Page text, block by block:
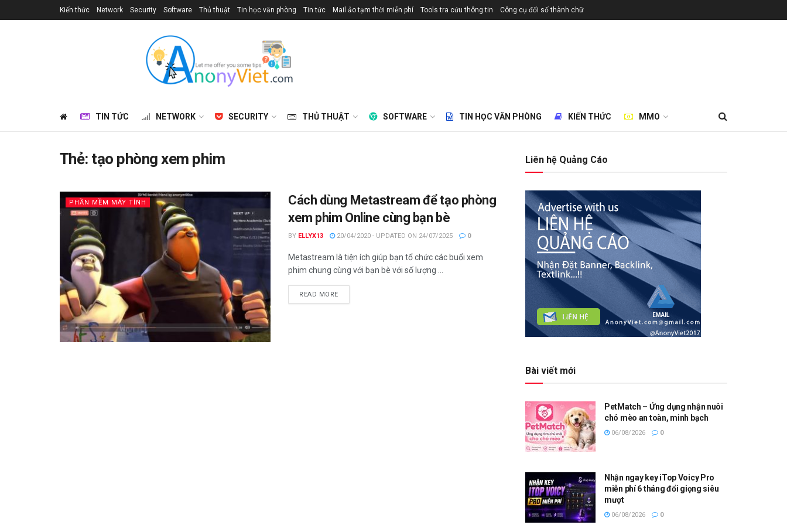
Kiến thức Network Security Software Thủ thuật Tin học văn phòng Tin tức Mail ảo tạm thời miễn phí Tools tra cứu thông tin Công cụ đổi số thành chữ
TIN TỨC NETWORK SECURITY THỦ THUẬT SOFTWARE TIN HỌC VĂN PHÒNG KIẾN THỨC MMO
Thẻ: tạo phòng xem phim
PHẦN MỀM MÁY TÍNH
Cách dùng Metastream để tạo phòng
xem phim Online cùng bạn bè
BY ELLYX13 20/04/2020 - UPDATED ON 24/07/2025 0
Metastream là tiện ích giúp bạn tổ chức các buổi xem
phim chung cùng với bạn bè với số lượng ...
READ MOREDETAILS
Liên hệ Quảng Cáo
Bài viết mới
PetMatch – Ứng dụng nhận nuôi
chó mèo an toàn, minh bạch
06/08/2026 0
Nhận ngay key iTop Voicy Pro
miễn phí 6 tháng đổi giọng siêu
mượt
06/08/2026 0